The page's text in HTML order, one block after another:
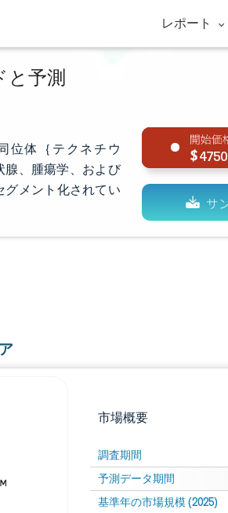
レポート
と予測
位体｛テクネチウ
腺、腫瘍学、および
グメント化されてい
4750
市場概要
調査期間
予測データ期間
基準年の市場規模 (2025)